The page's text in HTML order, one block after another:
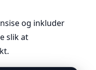
og inkluder
slik at